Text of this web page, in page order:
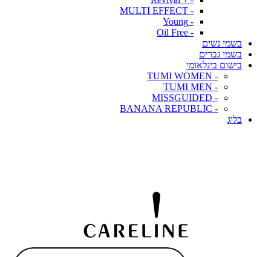
- MULTI EFFECT
- Young
- Oil Free
בשמי נשים
בשמי גברים
בישום בינלאומי
- TUMI WOMEN
- TUMI MEN
- MISSGUIDED
- BANANA REPUBLIC
בלוג